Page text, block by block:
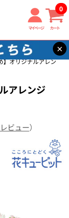
マイページ カート
0
×
ントのフラワーギフ
】オリジナルアレン
アレンジ
ビュー）